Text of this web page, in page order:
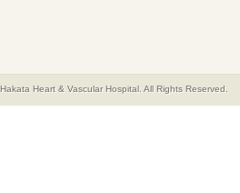
Hakata Heart & Vascular Hospital. All Rights Reserved.